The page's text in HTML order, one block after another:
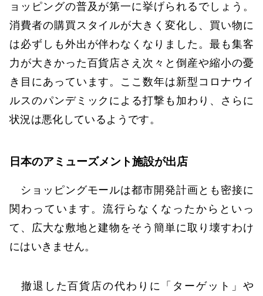
ョッピングの普及が第一に挙げられるでしょう。
消費者の購買スタイルが大きく変化し、買い物に
は必ずしも外出が伴わなくなりました。最も集客
力が大きかった百貨店さえ次々と倒産や縮小の憂
き目にあっています。ここ数年は新型コロナウイ
ルスのパンデミックによる打撃も加わり、さらに
状況は悪化しているようです。
日本のアミューズメント施設が出店
ショッピングモールは都市開発計画とも密接に
関わっています。流行らなくなったからといっ
て、広大な敷地と建物をそう簡単に取り壊すわけ
にはいきません。
撤退した百貨店の代わりに「ターゲット」や